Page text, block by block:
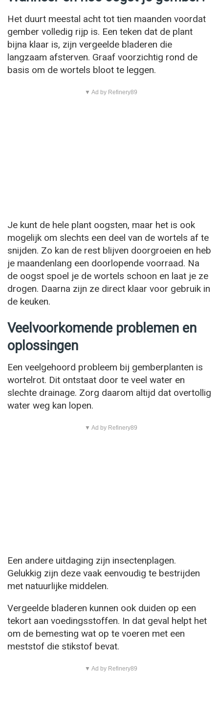
Het duurt meestal acht tot tien maanden voordat
gember volledig rijp is. Een teken dat de plant
bijna klaar is, zijn vergeelde bladeren die
langzaam afsterven. Graaf voorzichtig rond de
basis om de wortels bloot te leggen.
▼ Ad by Refinery89
Je kunt de hele plant oogsten, maar het is ook
mogelijk om slechts een deel van de wortels af te
snijden. Zo kan de rest blijven doorgroeien en heb
je maandenlang een doorlopende voorraad. Na
de oogst spoel je de wortels schoon en laat je ze
drogen. Daarna zijn ze direct klaar voor gebruik in
de keuken.
Veelvoorkomende problemen en
oplossingen
Een veelgehoord probleem bij gemberplanten is
wortelrot. Dit ontstaat door te veel water en
slechte drainage. Zorg daarom altijd dat overtollig
water weg kan lopen.
▼ Ad by Refinery89
Een andere uitdaging zijn insectenplagen.
Gelukkig zijn deze vaak eenvoudig te bestrijden
met natuurlijke middelen.
Vergeelde bladeren kunnen ook duiden op een
tekort aan voedingsstoffen. In dat geval helpt het
om de bemesting wat op te voeren met een
meststof die stikstof bevat.
▼ Ad by Refinery89